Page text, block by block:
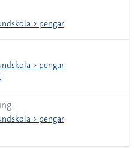
> pengar
> pengar
> pengar